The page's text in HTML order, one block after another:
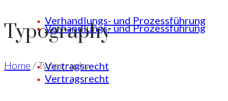
Verhandlungs- und Prozessführung
Vertragsrecht
Verhandlungs- und Prozessführung
Vertragsrecht
Typography
Home /Typography